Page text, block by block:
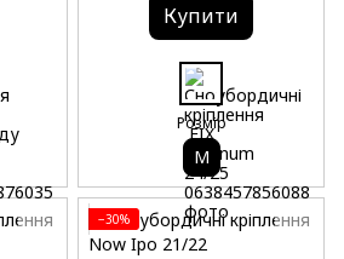
Купити
Розмір
M
−30%